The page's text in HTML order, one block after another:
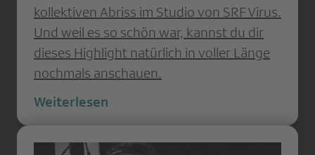
kollektiven Abriss im Studio von SRF Virus.
Und weil es so schön war, kannst du dir
dieses Highlight natürlich in voller Länge
nochmals anschauen.
Weiterlesen